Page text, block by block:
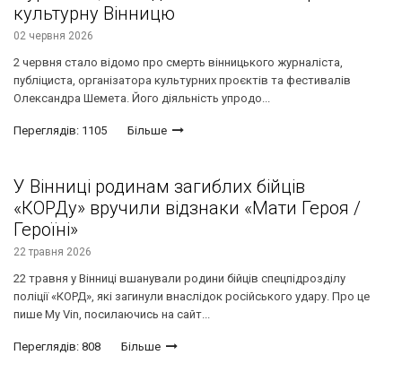
культурну Вінницю
02 червня 2026
2 червня стало відомо про смерть вінницького журналіста,
публіциста, організатора культурних проєктів та фестивалів
Олександра Шемета. Його діяльність упродо...
Переглядів: 1105 Більше
У Вінниці родинам загиблих бійців
«КОРДу» вручили відзнаки «Мати Героя /
Героїні»
22 травня 2026
22 травня у Вінниці вшанували родини бійців спецпідрозділу
поліції «КОРД», які загинули внаслідок російського удару. Про це
пише My Vin, посилаючись на сайт...
Переглядів: 808 Більше